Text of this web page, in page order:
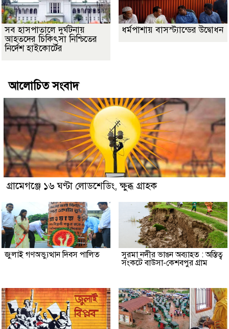
সব হাসপাতালে দুর্ঘটনায়
আহতদের চিকিৎসা নিশ্চিতের
নির্দেশ হাইকোর্টের
ধর্মপাশায় বাসস্ট্যান্ডের উদ্বোধন
আলোচিত সংবাদ
গ্রামেগঞ্জে ১৬ ঘণ্টা লোডশেডিং, ক্ষুব্ধ গ্রাহক
জুলাই গণঅভ্যুত্থান দিবস পালিত
সুরমা নদীর ভাঙন অব্যাহত : অস্তিত্ব
সংকটে বাউসা-কেশবপুর গ্রাম